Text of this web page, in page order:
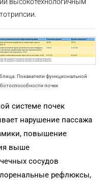
Показатели функциональной
почек
системе почек
нарушение пассажа
повышение
выше
сосудов
рефлюксы,